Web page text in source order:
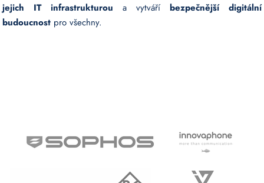
jejich IT infrastrukturou a vytváří bezpečnější digitální
budoucnost pro všechny.